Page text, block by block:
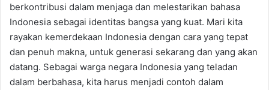
berkontribusi dalam menjaga dan melestarikan bahasa
Indonesia sebagai identitas bangsa yang kuat. Mari kita
rayakan kemerdekaan Indonesia dengan cara yang tepat
dan penuh makna, untuk generasi sekarang dan yang akan
datang. Sebagai warga negara Indonesia yang teladan
dalam berbahasa, kita harus menjadi contoh dalam